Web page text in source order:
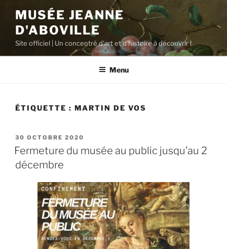
contenu
principal
MUSÉE JEANNE
D'ABOVILLE
Site officiel | Un concentré d'art et d'histoire à découvrir !
Menu
ÉTIQUETTE : MARTIN DE VOS
PUBLIÉ
LE
30 OCTOBRE 2020
Fermeture du musée au public jusqu’au 2
décembre